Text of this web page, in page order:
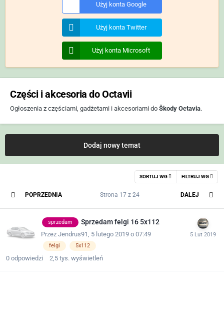
Użyj konta Google
Użyj konta Twitter
Użyj konta Microsoft
Części i akcesoria do Octavii
Ogłoszenia z częściami, gadżetami i akcesoriami do Škody Octavia.
Dodaj nowy temat
SORTUJ WG FILTRUJ WG
POPRZEDNIA DALEJ
Strona 17 z 24
sprzedam Sprzedam felgi 16 5x112
Przez Jendrus91 5 lutego 2019 o 07:49
felgi 5x112
0 odpowiedzi 2,5 tys. wyświetleń